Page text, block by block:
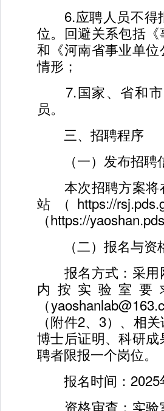
6.应聘人员不得
位。回避关系包括
和《河南省事业单
情形；
7.国家、省和市
员。
三、招聘程序
（一）发布招聘
本次招聘方案将
站（https://
（https://
（二）报名与资
报名方式：采用
内按实验室要
（
（附件2、3）、相
博士后证明、科研
聘者限报一个岗位。
报名时间：2025
资格审查：实验